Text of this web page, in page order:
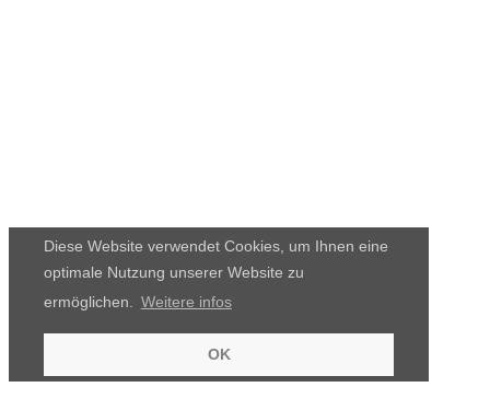
Diese Website verwendet Cookies, um Ihnen eine
optimale Nutzung unserer Website zu
ermöglichen.
Weitere infos
OK